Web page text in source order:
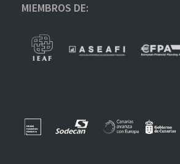
MIEMBROS DE: